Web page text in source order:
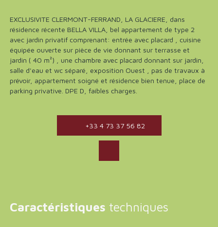
EXCLUSIVITE CLERMONT-FERRAND, LA GLACIERE, dans
résidence récente BELLA VILLA, bel appartement de type 2
avec jardin privatif comprenant: entrée avec placard , cuisine
équipée ouverte sur pièce de vie donnant sur terrasse et
jardin ( 40 m²) , une chambre avec placard donnant sur jardin,
salle d'eau et wc séparé, exposition Ouest , pas de travaux à
prévoir, appartement soigné et résidence bien tenue, place de
parking privative. DPE D, faibles charges.
+33 4 73 37 56 82
Caractéristiques techniques